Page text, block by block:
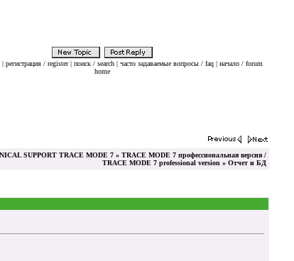
| регистрация / register | поиск / search| часто задаваемые вопросы / faq| начало / forum
home
SUPPORT TRACE MODE 7 » TRACE MODE 7 профессиональная версия /
TRACE MODE 7 professional version » Отчет и БД